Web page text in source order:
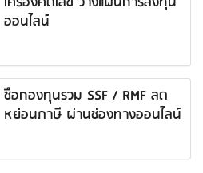
ออนไลน์
ซื้อกองทุนรวม SSF / RMF ลด
หย่อนภาษี ผ่านช่องทางออนไลน์